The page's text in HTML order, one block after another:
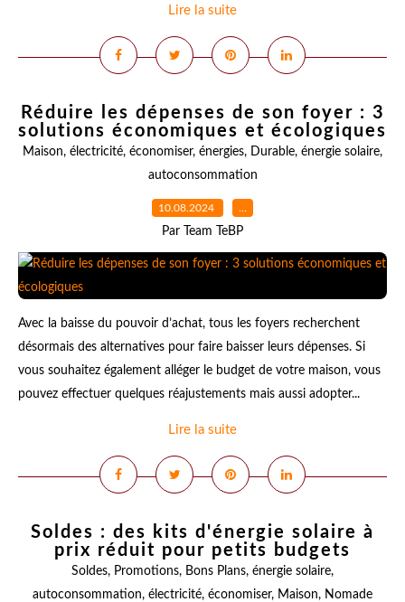
Lire la suite
Réduire les dépenses de son foyer : 3
solutions économiques et écologiques
Maison, électricité, économiser, énergies, Durable, énergie solaire,
autoconsommation
10.08.2024 …
Par Team TeBP
Avec la baisse du pouvoir d’achat, tous les foyers recherchent
désormais des alternatives pour faire baisser leurs dépenses. Si
vous souhaitez également alléger le budget de votre maison, vous
pouvez effectuer quelques réajustements mais aussi adopter...
Lire la suite
Soldes : des kits d'énergie solaire à
prix réduit pour petits budgets
Soldes, Promotions, Bons Plans, énergie solaire,
autoconsommation, électricité, économiser, Maison, Nomade